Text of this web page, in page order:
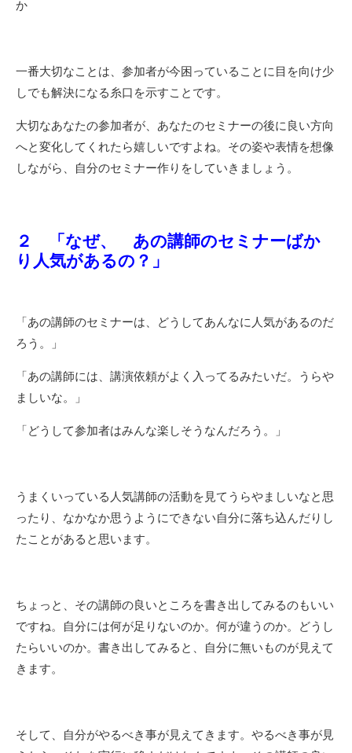
か
一番大切なことは、参加者が今困っていることに目を向け少
しでも解決になる糸口を示すことです。
大切なあなたの参加者が、あなたのセミナーの後に良い方向
へと変化してくれたら嬉しいですよね。その姿や表情を想像
しながら、自分のセミナー作りをしていきましょう。
２ 「なぜ、 あの講師のセミナーばか
り人気があるの？」
「あの講師のセミナーは、どうしてあんなに人気があるのだ
ろう。」
「あの講師には、講演依頼がよく入ってるみたいだ。うらや
ましいな。」
「どうして参加者はみんな楽しそうなんだろう。」
うまくいっている人気講師の活動を見てうらやましいなと思
ったり、なかなか思うようにできない自分に落ち込んだりし
たことがあると思います。
ちょっと、その講師の良いところを書き出してみるのもいい
ですね。自分には何が足りないのか。何が違うのか。どうし
たらいいのか。書き出してみると、自分に無いものが見えて
きます。
そして、自分がやるべき事が見えてきます。やるべき事が見